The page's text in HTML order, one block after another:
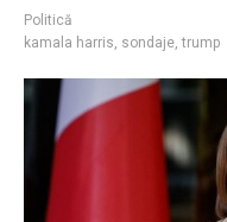
Politică
kamala harris, sondaje,trump